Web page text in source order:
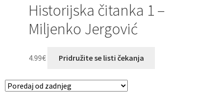
Historijska čitanka 1 –
Miljenko Jergović
4.99€ Pridružite se listi čekanja